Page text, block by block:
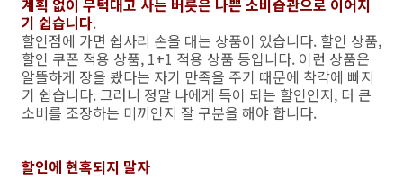
계획 없이 무턱대고 사는 버릇은 나쁜 소비습관으로 이어지
기 쉽습니다.
할인점에 가면 쉽사리 손을 대는 상품이 있습니다. 할인 상품,
할인 쿠폰 적용 상품, 1+1 적용 상품 등입니다. 이런 상품은
알뜰하게 장을 봤다는 자기 만족을 주기 때문에 착각에 빠지
기 쉽습니다. 그러니 정말 나에게 득이 되는 할인인지, 더 큰
소비를 조장하는 미끼인지 잘 구분을 해야 합니다.
할인에 현혹되지 말자